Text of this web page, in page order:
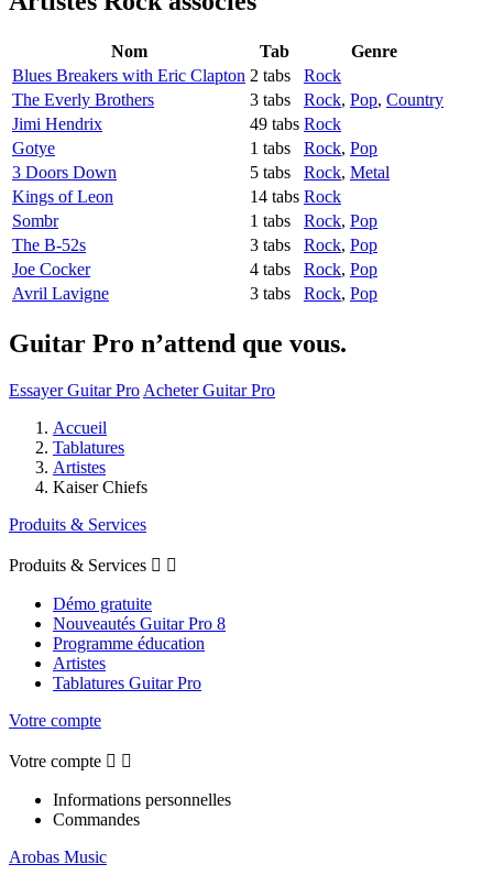
Nom Tab
Genre
Blues Breakers with Eric Clapton 2 tabs
Rock
The Everly Brothers
3 tabs Rock, Pop, Country
Jimi Hendrix
49 tabs Rock
Gotye
1 tabs Rock, Pop
3 Doors Down
5 tabs Rock, Metal
Kings of Leon
14 tabs Rock
Sombr
1 tabs Rock, Pop
The B-52s
3 tabs Rock, Pop
Joe Cocker
4 tabs Rock, Pop
Avril Lavigne
3 tabs Rock, Pop
Guitar Pro n’attend que vous.
Essayer Guitar Pro Acheter Guitar Pro
Accueil
Tablatures
Artistes
Kaiser Chiefs
Produits & Services
Produits & Services  
Démo gratuite
Nouveautés Guitar Pro 8
Programme éducation
Artistes
Tablatures Guitar Pro
Votre compte
Votre compte  
Informations personnelles
Commandes
Arobas Music